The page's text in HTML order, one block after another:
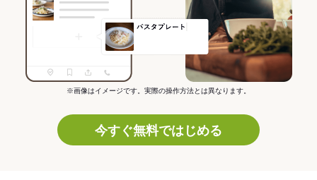
※画像はイメージです。実際の操作方法とは異なります。
今すぐ無料ではじめる